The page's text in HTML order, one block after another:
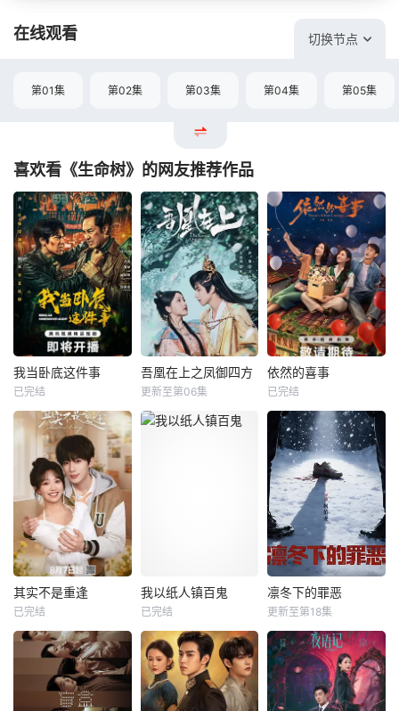
在线观看 切换节点
第01集 第02集 第03集 第04集 第05集
喜欢看《生命树》的网友推荐作品
我当卧底这件事
制作公司：鑫泰影
视、妙笔华章 &am
p;nbsp; &amp;nbs
p; &amp;nbsp; &a
mp;nbsp; &amp;nb
sp; &amp;nbsp; &a
mp;nbsp; &amp;nb
sp; &amp;nbsp; &a
mp;nbsp; &amp;nb
sp; &amp;nbsp; &a
mp;
我当卧底这件事
已完结
吾凰在上之凤御四方
邓孝慈
mp;nbsp; &amp;nb
sp; &amp;nbsp; &a
吾凰在上之凤御四方
更新至第06集
依然的喜事
王天辰
烟火深处，岁月生
香。春光巷里，俯
拾皆是散落的暖
意。晓西天内，托
举生死千钧的别
离。 希望，在“喜
事”的缝隙里，悄然
发芽、生长。
依然的喜事
已完结
其实不是重逢
黄圣依
一群怀揣各自“失
意”的年轻人，在沿
海小城南安相遇相
其实不是重逢
已完结
我以纸人镇百鬼
苏木继承了失踪父
亲留下的白事馆，
本想低调扎纸维
生，却因一具流血
我以纸人镇百鬼
已完结
凛冬下的罪恶
王大奇
每天 更2本剧讲述
了90年代末，怒河
市刑侦支队在无普
凛冬下的罪恶
更新至第18集